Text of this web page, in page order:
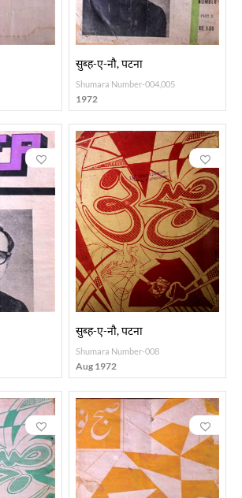
सुब्ह-ए-नौ, पटना
Shumara Number-004,005
1972
सुब्ह-ए-नौ, पटना
Shumara Number-008
Aug 1972